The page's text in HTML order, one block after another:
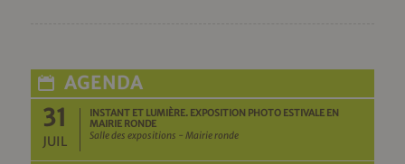
AGENDA
31
JUIL
INSTANT ET LUMIÈRE. EXPOSITION PHOTO ESTIVALE EN
MAIRIE RONDE
Salle des expositions - Mairie ronde